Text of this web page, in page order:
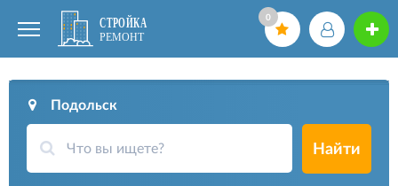
0
Подольск
Найти